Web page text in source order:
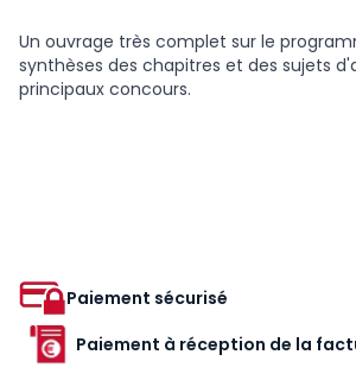
Un ouvrage très complet sur le
synthèses des chapitres et des sujets
principaux concours.
Paiement sécurisé
Paiement à réception de la